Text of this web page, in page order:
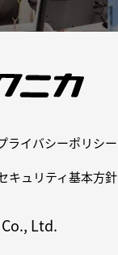
ライバシーポリシー
キュリティ基本方針
Ltd.